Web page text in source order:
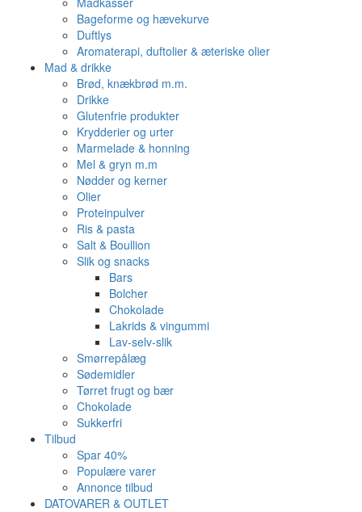
Bageforme og hævekurve
Duftlys
Aromaterapi, duftolier & æteriske olier
Mad & drikke
Brød, knækbrød m.m.
Drikke
Glutenfrie produkter
Krydderier og urter
Marmelade & honning
Mel & gryn m.m
Nødder og kerner
Olier
Proteinpulver
Ris & pasta
Salt & Boullion
Slik og snacks
Bars
Bolcher
Chokolade
Lakrids & vingummi
Lav-selv-slik
Smørrepålæg
Sødemidler
Tørret frugt og bær
Chokolade
Sukkerfri
Tilbud
Spar 40%
Populære varer
Annonce tilbud
DATOVARER & OUTLET